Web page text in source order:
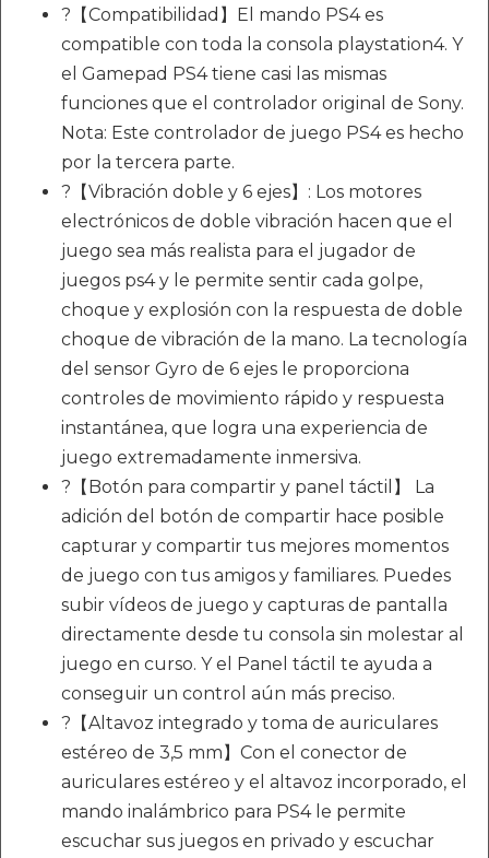
?【Compatibilidad】El mando PS4 es
compatible con toda la consola playstation4. Y
el Gamepad PS4 tiene casi las mismas
funciones que el controlador original de Sony.
Nota: Este controlador de juego PS4 es hecho
por la tercera parte.
?【Vibración doble y 6 ejes】: Los motores
electrónicos de doble vibración hacen que el
juego sea más realista para el jugador de
juegos ps4 y le permite sentir cada golpe,
choque y explosión con la respuesta de doble
choque de vibración de la mano. La tecnología
del sensor Gyro de 6 ejes le proporciona
controles de movimiento rápido y respuesta
instantánea, que logra una experiencia de
juego extremadamente inmersiva.
?【Botón para compartir y panel táctil】 La
adición del botón de compartir hace posible
capturar y compartir tus mejores momentos
de juego con tus amigos y familiares. Puedes
subir vídeos de juego y capturas de pantalla
directamente desde tu consola sin molestar al
juego en curso. Y el Panel táctil te ayuda a
conseguir un control aún más preciso.
?【Altavoz integrado y toma de auriculares
estéreo de 3,5 mm】Con el conector de
auriculares estéreo y el altavoz incorporado, el
mando inalámbrico para PS4 le permite
escuchar sus juegos en privado y escuchar